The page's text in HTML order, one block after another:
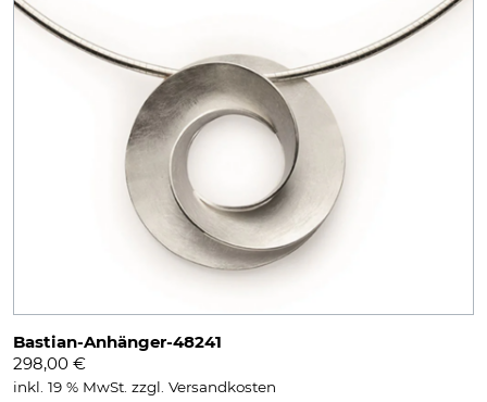
Bastian-Anhänger-48241
298,00 €
inkl. 19 % MwSt. zzgl. Versandkosten